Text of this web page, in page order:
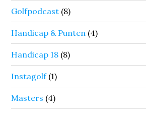
Golfpodcast (8)
Handicap & Punten (4)
Handicap 18 (8)
Instagolf(1)
Masters (4)